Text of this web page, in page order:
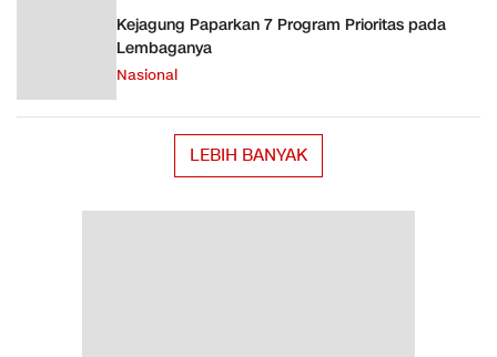
Kejagung Paparkan 7 Program Prioritas pada
Lembaganya
Nasional
LEBIH BANYAK